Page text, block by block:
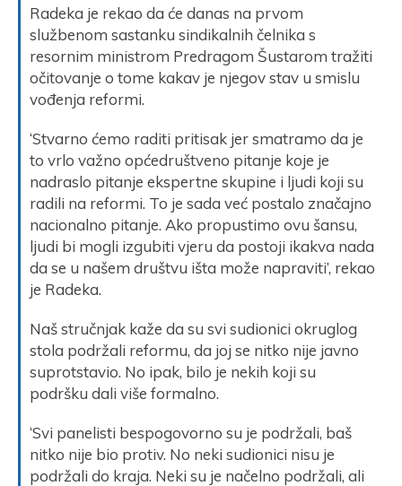
Radeka je rekao da će danas na prvom
službenom sastanku sindikalnih čelnika s
resornim ministrom Predragom Šustarom tražiti
očitovanje o tome kakav je njegov stav u smislu
vođenja reformi.
‘Stvarno ćemo raditi pritisak jer smatramo da je
to vrlo važno općedruštveno pitanje koje je
nadraslo pitanje ekspertne skupine i ljudi koji su
radili na reformi. To je sada već postalo značajno
nacionalno pitanje. Ako propustimo ovu šansu,
ljudi bi mogli izgubiti vjeru da postoji ikakva nada
da se u našem društvu išta može napraviti’, rekao
je Radeka.
Naš stručnjak kaže da su svi sudionici okruglog
stola podržali reformu, da joj se nitko nije javno
suprotstavio. No ipak, bilo je nekih koji su
podršku dali više formalno.
‘Svi panelisti bespogovorno su je podržali, baš
nitko nije bio protiv. No neki sudionici nisu je
podržali do kraja. Neki su je načelno podržali, ali